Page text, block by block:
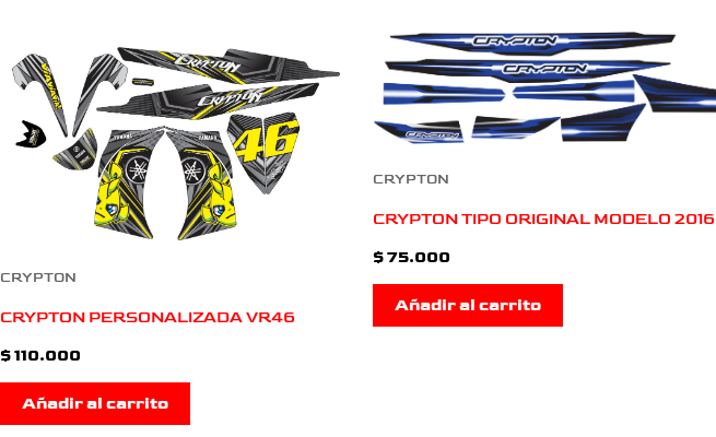
CRYPTON
CRYPTON PERSONALIZADA VR46
$110.000
Añadir al carrito
CRYPTON
CRYPTON TIPO ORIGINAL MODELO 2016
$75.000
Añadir al carrito